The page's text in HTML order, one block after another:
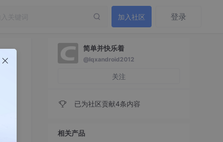
加入社区 登录
简单并快乐着
@lqxandroid2012
关注
已为社区贡献4条内容
相关产品